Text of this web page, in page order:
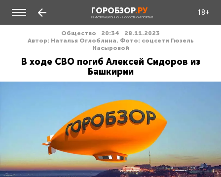
ГОРОБЗОР.РУ
ИНФОРМАЦИОННО - НОВОСТНОЙ ПОРТАЛ
18+
Общество 20:34
28.11.2023
Автор: Наталья Оглоблина. Фото: соцсети Гюзель
Насыровой
В ходе СВО погиб Алексей Сидоров из
Башкирии